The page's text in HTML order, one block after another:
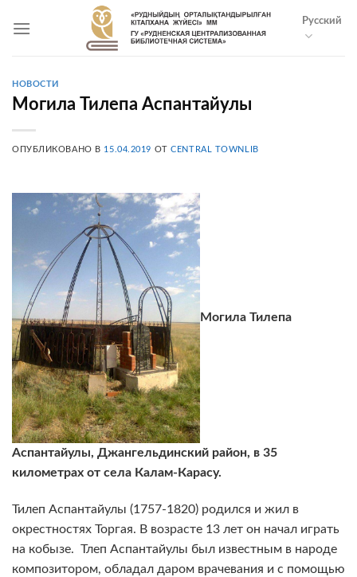
Русский
НОВОСТИ
Могила Тилепа Аспантайулы
ОПУБЛИКОВАНО В 15.04.2019 ОТCENTRAL TOWNLIB
Могила Тилепа
Аспантайулы, Джангельдинский район, в 35
километрах от села Калам-Карасу.
Тилеп Аспантайулы (1757-1820) родился и жил в
окрестностях Торгая. В возрасте 13 лет он начал играть
на кобызе. Тлеп Аспантайулы был известным в народе
композитором, обладал даром врачевания и с помощью